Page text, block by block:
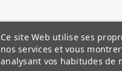
Ce site Web utilise ses
nos services et vous
analysant vos habitudes de